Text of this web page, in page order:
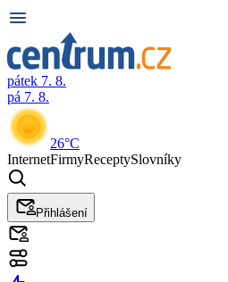
pátek 7. 8.
pá 7. 8.
26°C
InternetFirmyReceptySlovníky
Přihlášení